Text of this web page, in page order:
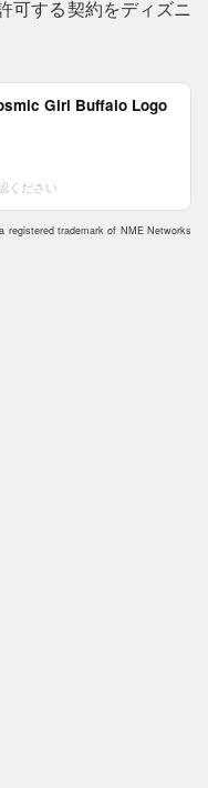
可する契約をディズニ
Girl Buffalo Logo
ください
trademark of NME Networks